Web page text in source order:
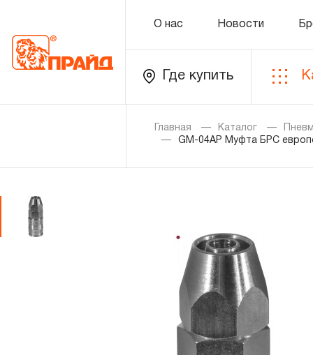
О нас Новости
Где купить
Каталог
Золотая лихорадка
Распродажа
Уцененный товар
Новости
Главная Каталог
GM-04AP Муфта БРС